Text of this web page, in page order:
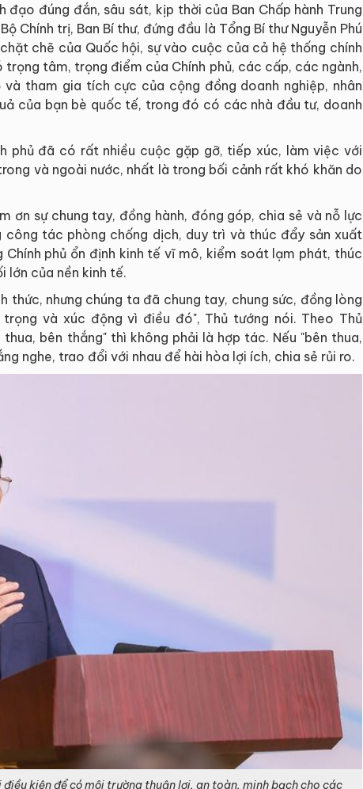
đạo đúng đắn, sâu sát, kịp thời của Ban Chấp hành Trung
Chính trị, Ban Bí thư, đứng đầu là Tổng Bí thư Nguyễn Phú
chẽ của Quốc hội, sự vào cuộc của cả hệ thống chính
tâm, trọng điểm của Chính phủ, các cấp, các ngành,
tham gia tích cực của cộng đồng doanh nghiệp, nhân
của bạn bè quốc tế, trong đó có các nhà đầu tư, doanh
phủ đã có rất nhiều cuộc gặp gỡ, tiếp xúc, làm việc với
và ngoài nước, nhất là trong bối cảnh rất khó khăn do
ơn sự chung tay, đồng hành, đóng góp, chia sẻ và nỗ lực
tác phòng chống dịch, duy trì và thúc đẩy sản xuất
Chính phủ ổn định kinh tế vĩ mô, kiểm soát lạm phát, thúc
lớn của nền kinh tế.
thức, nhưng chúng ta đã chung tay, chung sức, đồng lòng
và xúc động vì điều đó", Thủ tướng nói. Theo Thủ
bên thắng" thì không phải là hợp tác. Nếu "bên thua,
nghe, trao đổi với nhau để hài hòa lợi ích, chia sẻ rủi ro.
kiện để có môi trường thuận lợi, an toàn, minh bạch cho các